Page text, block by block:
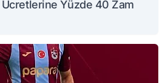
Ücretlerine Yüzde 40 Zam